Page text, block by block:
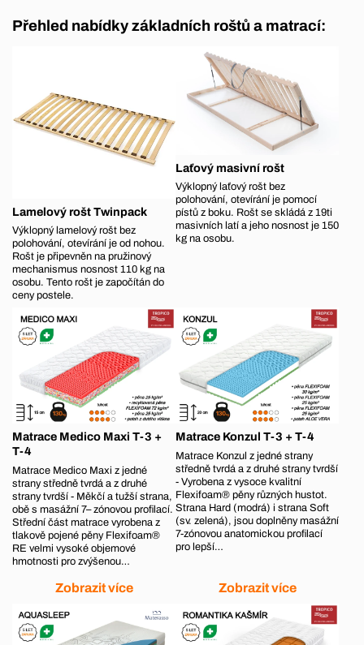
Přehled nabídky základních roštů a matrací:
Lamelový rošt Twinpack
Výklopný lamelový rošt bez
polohování, otevírání je od nohou.
Rošt je připevněn na pružinový
mechanismus nosnost 110 kg na
osobu. Tento rošt je započítán do
ceny postele.
Laťový masivní rošt
Výklopný laťový rošt bez
polohování, otevírání je pomocí
pístů z boku. Rošt se skládá z 19ti
masivních latí a jeho nosnost je 150
kg na osobu.
Matrace Medico Maxi T-3 +
T-4
Matrace Medico Maxi z jedné
strany středně tvrdá a z druhé
strany tvrdší - Měkčí a tužší strana,
obě s masážní 7– zónovou profilací.
Střední část matrace vyrobena z
tlakově pojené pěny Flexifoam®
RE velmi vysoké objemové
hmotnosti pro zvýšenou…
Zobrazit více
Matrace Konzul T-3 + T-4
Matrace Konzul z jedné strany
středně tvrdá a z druhé strany tvrdší
- Vyrobena z vysoce kvalitní
Flexifoam® pěny různých hustot.
Strana Hard (modrá) i strana Soft
(sv. zelená), jsou doplněny masážní
7-zónovou anatomickou profilací
pro lepší…
Zobrazit více